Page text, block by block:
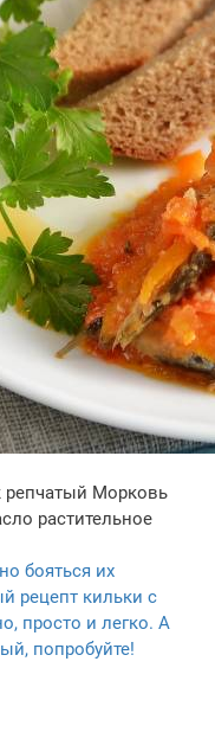
репчатый Морковь
растительное
бояться их
рецепт кильки с
просто и легко. А
попробуйте!